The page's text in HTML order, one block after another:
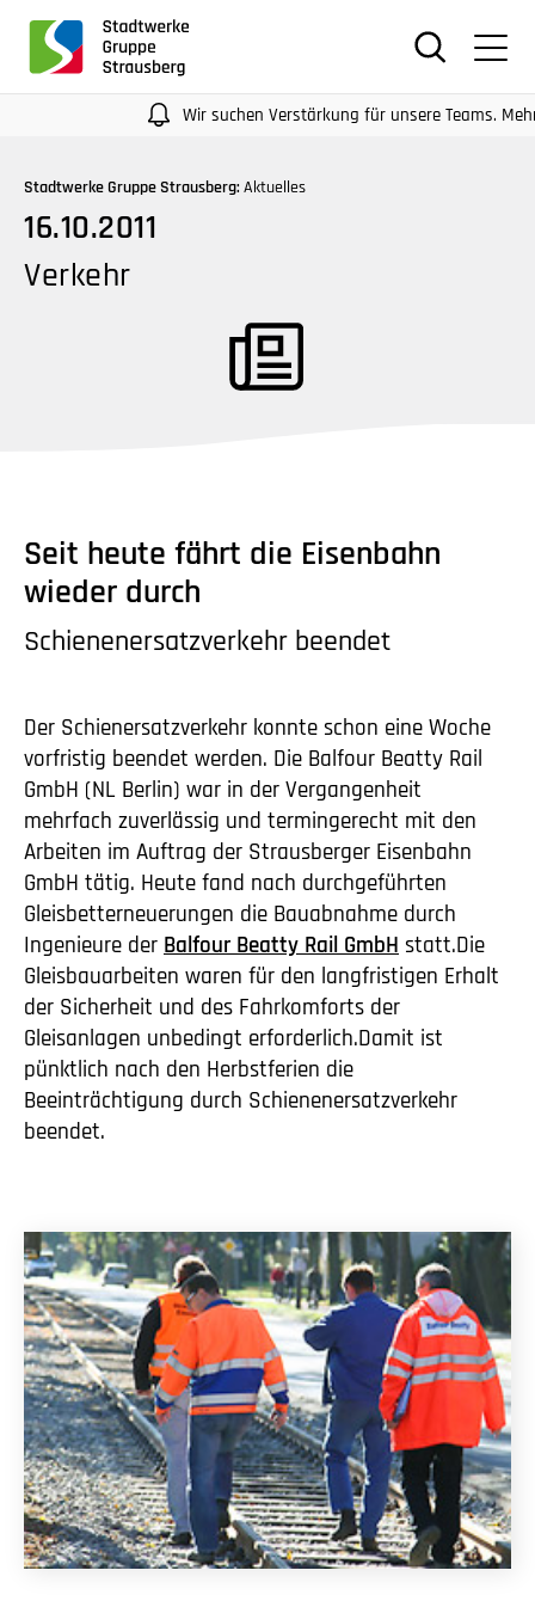
Screenreader
oder
Tabulatorentaste:
Überspringen
der
Hauptnavigation
Wir suchen Verstärkung für unsere Teams. Mehr
Stadtwerke Gruppe Strausberg: Aktuelles
16.10.2011
Verkehr
Seit heute fährt die Eisenbahn
wieder durch
Schienenersatzverkehr beendet
Der Schienersatzverkehr konnte schon eine Woche
vorfristig beendet werden. Die Balfour Beatty Rail
GmbH (NL Berlin) war in der Vergangenheit
mehrfach zuverlässig und termingerecht mit den
Arbeiten im Auftrag der Strausberger Eisenbahn
GmbH tätig. Heute fand nach durchgeführten
Gleisbetterneuerungen die Bauabnahme durch
Ingenieure der Balfour Beatty Rail GmbH statt.Die
Gleisbauarbeiten waren für den langfristigen Erhalt
der Sicherheit und des Fahrkomforts der
Gleisanlagen unbedingt erforderlich.Damit ist
pünktlich nach den Herbstferien die
Beeinträchtigung durch Schienenersatzverkehr
beendet.